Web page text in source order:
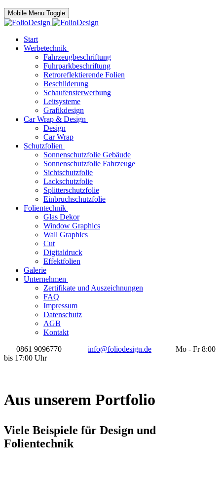
Mobile Menu Toggle
Start
Werbetechnik
Fahrzeugbeschriftung
Fuhrparkbeschriftung
Retroreflektierende Folien
Beschilderung
Schaufensterwerbung
Leitsysteme
Grafikdesign
Car Wrap & Design
Design
Car Wrap
Schutzfolien
Sonnenschutzfolie Gebäude
Sonnenschutzfolie Fahrzeuge
Sichtschutzfolie
Lackschutzfolie
Splitterschutzfolie
Einbruchschutzfolie
Folientechnik
Glas Dekor
Window Graphics
Wall Graphics
Cut
Digitaldruck
Effektfolien
Galerie
Unternehmen
Zertifikate und Auszeichnungen
FAQ
Impressum
Datenschutz
AGB
Kontakt
0861 9096770
info@foliodesign.de
Mo - Fr 8:00
bis 17:00 Uhr
Aus unserem Portfolio
Viele Beispiele für Design und
Folientechnik